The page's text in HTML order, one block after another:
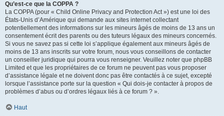
Qu’est-ce que la COPPA ?
La COPPA (pour « Child Online Privacy and Protection Act ») est une loi des
États-Unis d’Amérique qui demande aux sites internet collectant
potentiellement des informations sur les mineurs âgés de moins de 13 ans un
consentement écrit des parents ou des tuteurs légaux des mineurs concernés.
Si vous ne savez pas si cette loi s’applique également aux mineurs âgés de
moins de 13 ans inscrits sur votre forum, nous vous conseillons de contacter
un conseiller juridique qui pourra vous renseigner. Veuillez noter que phpBB
Limited et que les propriétaires de ce forum ne peuvent pas vous proposer
d’assistance légale et ne doivent donc pas être contactés à ce sujet, excepté
lorsque l’assistance porte sur la question « Qui dois-je contacter à propos de
problèmes d’abus ou d’ordres légaux liés à ce forum ? ».
Haut